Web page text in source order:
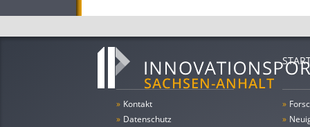
» Kontakt
» Datenschutz
»
»